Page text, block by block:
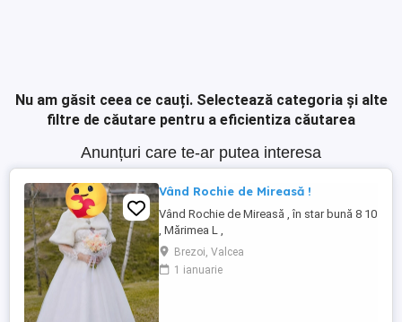
Nu am găsit ceea ce cauți. Selectează categoria și alte
filtre de căutare pentru a eficientiza căutarea
Anunțuri care te-ar putea interesa
Vând Rochie de Mireasă !
Vând Rochie de Mireasă , în star bună 8 10
, Mărimea L ,
Brezoi, Valcea
1 ianuarie